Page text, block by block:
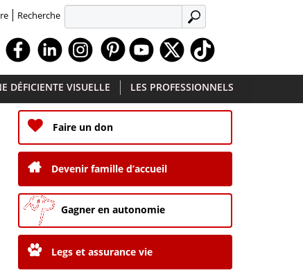
Recherche APPLIQUER
FacebookLinkedin Instagram Youtube
DÉFICIENTE VISUELLE LES PROFESSIONNELS
Faire un don
Devenir famille d’accueil
Gagner en autonomie
Legs et assurance vie